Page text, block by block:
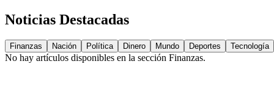
Noticias Destacadas
Finanzas Nación Política Dinero Mundo Deportes Tecnología
No hay artículos disponibles en la sección Finanzas.